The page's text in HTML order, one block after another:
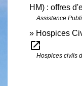
HM) : offres
Assistance
Hospices
open_in_new
Hospices civils